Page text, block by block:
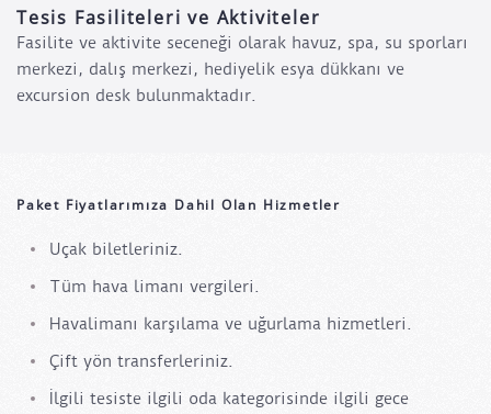
Tesis Fasiliteleri ve Aktiviteler
Fasilite ve aktivite seceneği olarak havuz, spa, su sporları
merkezi, dalış merkezi, hediyelik esya dükkanı ve
excursion desk bulunmaktadır.
Paket Fiyatlarımıza Dahil Olan Hizmetler
Uçak biletleriniz.
Tüm hava limanı vergileri.
Havalimanı karşılama ve uğurlama hizmetleri.
Çift yön transferleriniz.
İlgili tesiste ilgili oda kategorisinde ilgili gece